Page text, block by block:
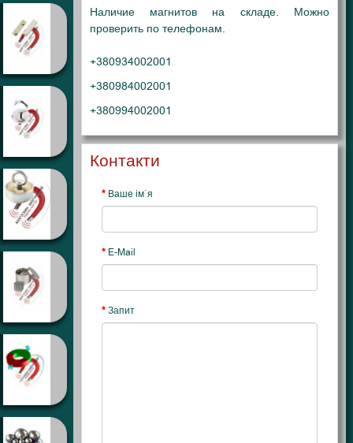
Наличие магнитов на складе. Можно
проверить по телефонам.
+380934002001
+380984002001
+380994002001
Контакти
Ваше ім`я
E-Mail
Запит